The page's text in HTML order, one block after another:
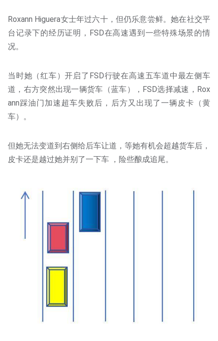
Roxann Higuera女士年过六十，但仍乐意尝鲜。她在社交平
台记录下的经历证明，FSD在高速遇到一些特殊场景的情
况。
当时她（红车）开启了FSD行驶在高速五车道中最左侧车
道，右方突然出现一辆货车（蓝车），FSD选择减速，Rox
ann踩油门加速超车失败后，后方又出现了一辆皮卡（黄
车）。
但她无法变道到右侧给后车让道，等她有机会超越货车后，
皮卡还是越过她并别了一下车 ，险些酿成追尾。